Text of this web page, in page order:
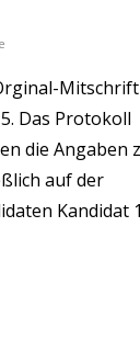
Das Protokoll
die Angaben
auf der
Kandidat